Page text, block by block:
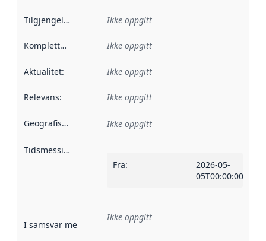
Tilgjengelighet Ikke oppgitt
Kompletthet Ikke oppgitt
Aktualitet: Ikke oppgitt
Relevans: Ikke oppgitt
Geografisk avgrensning :
Ikke oppgitt
Tidsmessig avgrensning
Fra:
2026-05-
05T00:00:00Z
I samsvar med Referanse til en implementasjonsregel
Ikke oppgitt